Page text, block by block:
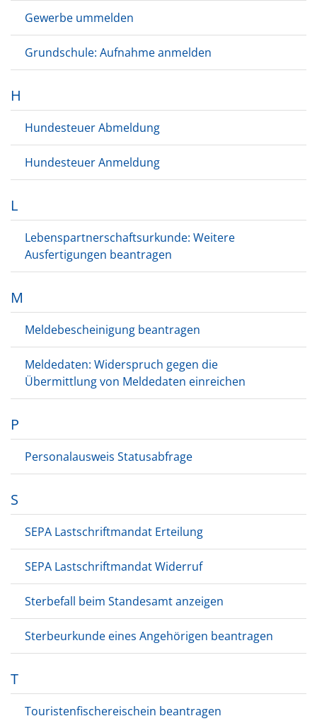
Gewerbe ummelden
Grundschule: Aufnahme anmelden
H
Hundesteuer Abmeldung
Hundesteuer Anmeldung
L
Lebenspartnerschaftsurkunde: Weitere
Ausfertigungen beantragen
M
Meldebescheinigung beantragen
Meldedaten: Widerspruch gegen die
Übermittlung von Meldedaten einreichen
P
Personalausweis Statusabfrage
S
SEPA Lastschriftmandat Erteilung
SEPA Lastschriftmandat Widerruf
Sterbefall beim Standesamt anzeigen
Sterbeurkunde eines Angehörigen beantragen
T
Touristenfischereischein beantragen